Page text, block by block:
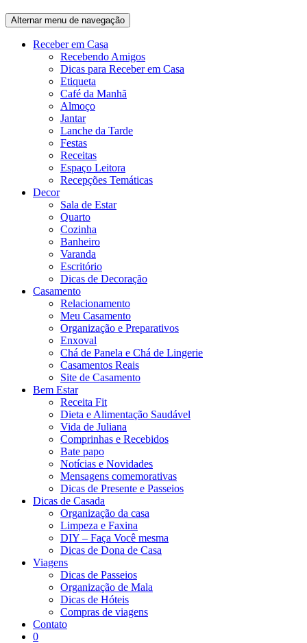
Alternar menu de navegação
Receber em Casa
Recebendo Amigos
Dicas para Receber em Casa
Etiqueta
Café da Manhã
Almoço
Jantar
Lanche da Tarde
Festas
Receitas
Espaço Leitora
Recepções Temáticas
Decor
Sala de Estar
Quarto
Cozinha
Banheiro
Varanda
Escritório
Dicas de Decoração
Casamento
Relacionamento
Meu Casamento
Organização e Preparativos
Enxoval
Chá de Panela e Chá de Lingerie
Casamentos Reais
Site de Casamento
Bem Estar
Receita Fit
Dieta e Alimentação Saudável
Vida de Juliana
Comprinhas e Recebidos
Bate papo
Notícias e Novidades
Mensagens comemorativas
Dicas de Presente e Passeios
Dicas de Casada
Organização da casa
Limpeza e Faxina
DIY – Faça Você mesma
Dicas de Dona de Casa
Viagens
Dicas de Passeios
Organização de Mala
Dicas de Hóteis
Compras de viagens
Contato
0